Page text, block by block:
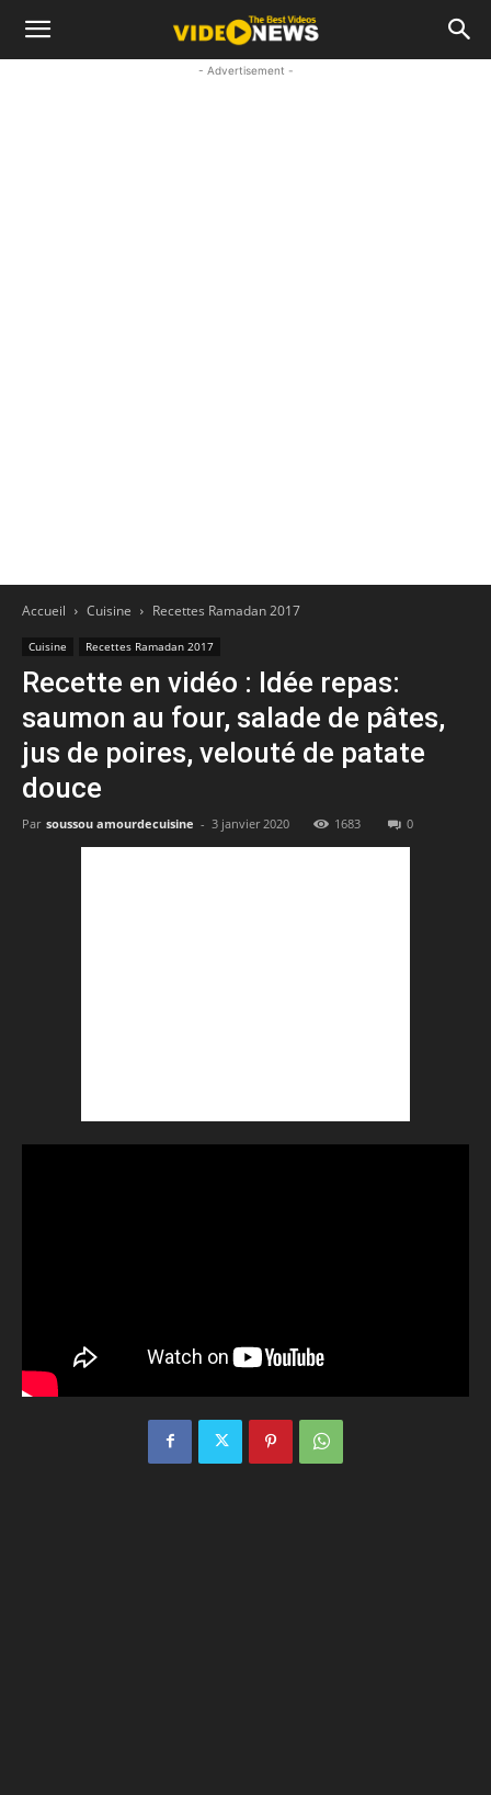
- Advertisement -
Accueil Cuisine Recettes Ramadan 2017
Cuisine Recettes Ramadan 2017
Recette en vidéo : Idée repas:
saumon au four, salade de pâtes,
jus de poires, velouté de patate
douce
Par soussou amourdecuisine - 3 janvier 2020 1683 0